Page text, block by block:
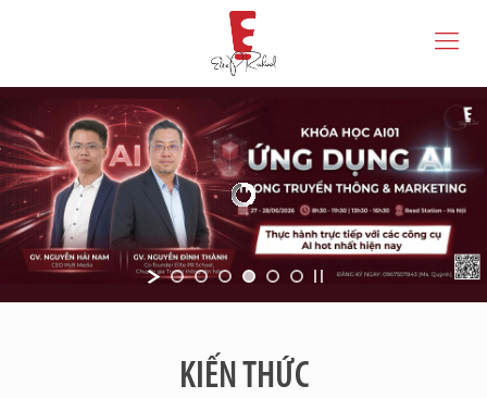
KIẾN THỨC